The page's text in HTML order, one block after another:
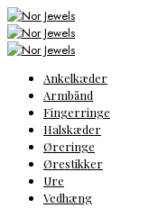
Ankelkæder
Armbånd
Fingerringe
Halskæder
Øreringe
Ørestikker
Ure
Vedhæng